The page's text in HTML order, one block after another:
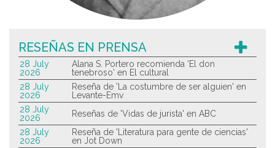
RESEÑAS EN PRENSA
28 July
2026
Alana S. Portero recomienda 'El don
tenebroso' en El cultural
28 July
2026
Reseña de 'La costumbre de ser alguien' en
Levante-Emv
28 July
2026
Reseñas de 'Vidas de jurista' en ABC
28 July
2026
Reseña de 'Literatura para gente de ciencias'
en Jot Down